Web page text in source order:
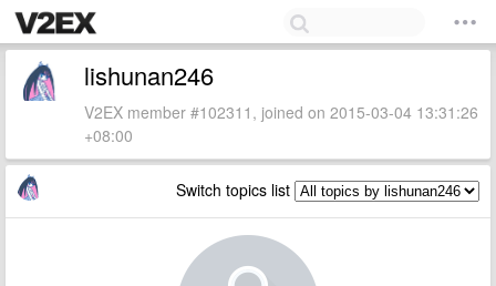
lishunan246
V2EX member #102311, joined on 2015-03-04 13:31:26
+08:00
Switch topics list